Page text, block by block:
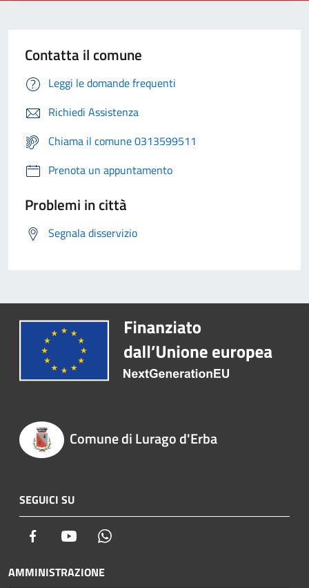
Contatta il comune
Leggi le domande frequenti
Richiedi Assistenza
Chiama il comune 0313599511
Prenota un appuntamento
Problemi in città
Segnala disservizio
Comune di Lurago d'Erba
SEGUICI SU
Facebook Youtube
AMMINISTRAZIONE